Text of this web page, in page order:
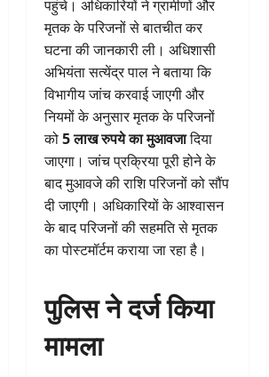
पहुंचे। अधिकारियों ने ग्रामीणों और
मृतक के परिजनों से बातचीत कर
घटना की जानकारी ली। अधिशासी
अभियंता सत्येंद्र पाल ने बताया कि
विभागीय जांच करवाई जाएगी और
नियमों के अनुसार मृतक के परिजनों
को5 लाख रुपये का मुआवजादिया
जाएगा। जांच प्रक्रिया पूरी होने के
बाद मुआवजे की राशि परिजनों को सौंप
दी जाएगी। अधिकारियों के आश्वासन
के बाद परिजनों की सहमति से मृतक
का पोस्टमॉर्टम कराया जा रहा है।
पुलिस ने दर्ज किया
मामला